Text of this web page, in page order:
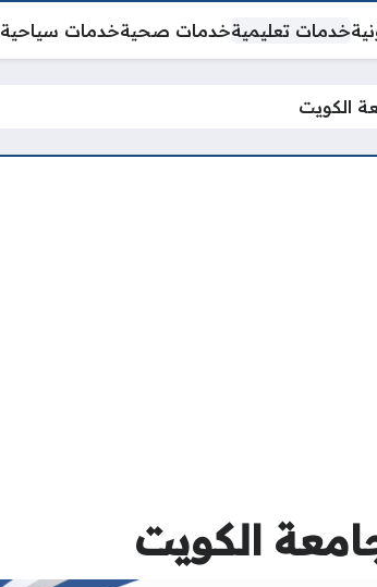
خدمات تعليميةخدمات صحيةخدمات سياحية
الكويت
الكويت